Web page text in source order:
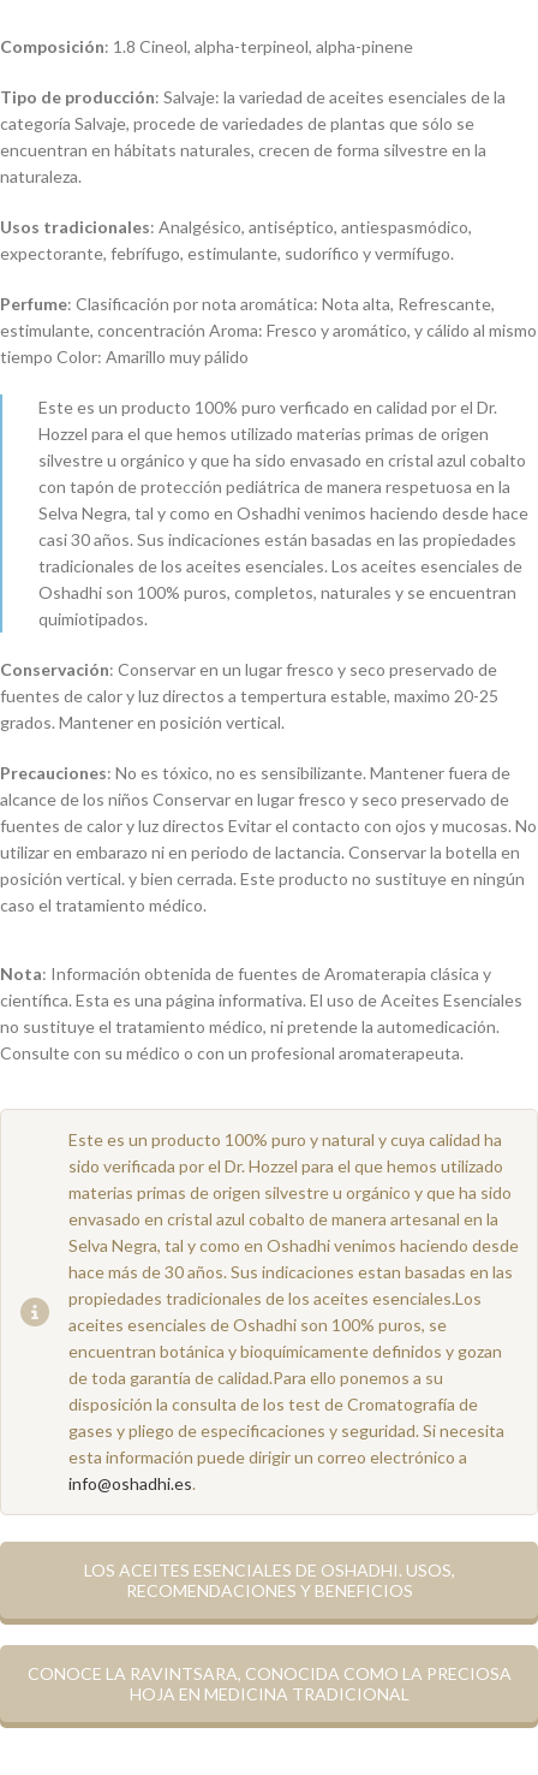
Composición: 1.8 Cineol, alpha-terpineol, alpha-pinene
Tipo de producción: Salvaje: la variedad de aceites esenciales de la
categoría Salvaje, procede de variedades de plantas que sólo se
encuentran en hábitats naturales, crecen de forma silvestre en la
naturaleza.
Usos tradicionales: Analgésico, antiséptico, antiespasmódico,
expectorante, febrífugo, estimulante, sudorífico y vermífugo.
Perfume: Clasificación por nota aromática: Nota alta, Refrescante,
estimulante, concentración Aroma: Fresco y aromático, y cálido al mismo
tiempo Color: Amarillo muy pálido
Este es un producto 100% puro verficado en calidad por el Dr.
Hozzel para el que hemos utilizado materias primas de origen
silvestre u orgánico y que ha sido envasado en cristal azul cobalto
con tapón de protección pediátrica de manera respetuosa en la
Selva Negra, tal y como en Oshadhi venimos haciendo desde hace
casi 30 años. Sus indicaciones están basadas en las propiedades
tradicionales de los aceites esenciales. Los aceites esenciales de
Oshadhi son 100% puros, completos, naturales y se encuentran
quimiotipados.
Conservación: Conservar en un lugar fresco y seco preservado de
fuentes de calor y luz directos a tempertura estable, maximo 20-25
grados. Mantener en posición vertical.
Precauciones: No es tóxico, no es sensibilizante. Mantener fuera de
alcance de los niños Conservar en lugar fresco y seco preservado de
fuentes de calor y luz directos Evitar el contacto con ojos y mucosas. No
utilizar en embarazo ni en periodo de lactancia. Conservar la botella en
posición vertical. y bien cerrada. Este producto no sustituye en ningún
caso el tratamiento médico.
Nota: Información obtenida de fuentes de Aromaterapia clásica y
científica. Esta es una página informativa. El uso de Aceites Esenciales
no sustituye el tratamiento médico, ni pretende la automedicación.
Consulte con su médico o con un profesional aromaterapeuta.
Este es un producto 100% puro y natural y cuya calidad ha
sido verificada por el Dr. Hozzel para el que hemos utilizado
materias primas de origen silvestre u orgánico y que ha sido
envasado en cristal azul cobalto de manera artesanal en la
Selva Negra, tal y como en Oshadhi venimos haciendo desde
hace más de 30 años. Sus indicaciones estan basadas en las
propiedades tradicionales de los aceites esenciales.Los
aceites esenciales de Oshadhi son 100% puros, se
encuentran botánica y bioquímicamente definidos y gozan
de toda garantía de calidad.Para ello ponemos a su
disposición la consulta de los test de Cromatografía de
gases y pliego de especificaciones y seguridad. Si necesita
esta información puede dirigir un correo electrónico a
info@oshadhi.es.
LOS ACEITES ESENCIALES DE OSHADHI. USOS,
RECOMENDACIONES Y BENEFICIOS
CONOCE LA RAVINTSARA, CONOCIDA COMO LA PRECIOSA
HOJA EN MEDICINA TRADICIONAL